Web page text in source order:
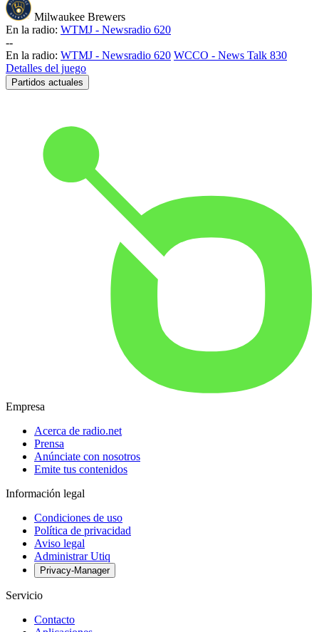
Milwaukee Brewers
En la radio: WTMJ - Newsradio 620
--
En la radio: WTMJ - Newsradio 620 WCCO - News Talk 830
Detalles del juego
Partidos actuales
Empresa
Acerca de radio.net
Prensa
Anúnciate con nosotros
Emite tus contenidos
Información legal
Condiciones de uso
Política de privacidad
Aviso legal
Administrar Utiq
Privacy-Manager
Servicio
Contacto